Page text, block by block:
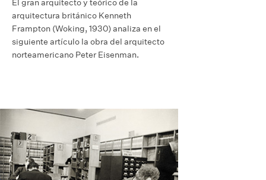
El gran arquitecto y teórico de la
arquitectura británico Kenneth
Frampton (Woking, 1930) analiza en el
siguiente artículo la obra del arquitecto
norteamericano Peter Eisenman.